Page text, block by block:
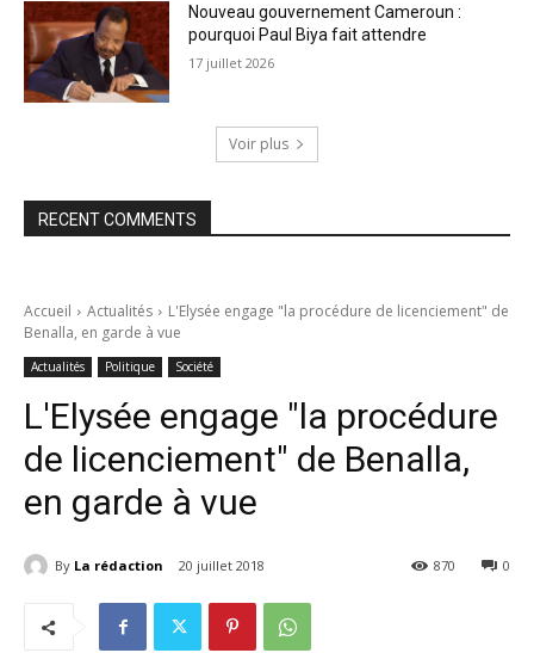
Nouveau gouvernement Cameroun :
pourquoi Paul Biya fait attendre
17 juillet 2026
Voir plus
RECENT COMMENTS